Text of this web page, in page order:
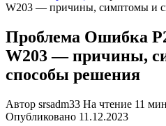
W203 — причины, симптомы и
Проблема Ошибка
W203 — причины,
способы решения
Автор srsadm33 На чтение 11 мин
Опубликовано 11.12.2023